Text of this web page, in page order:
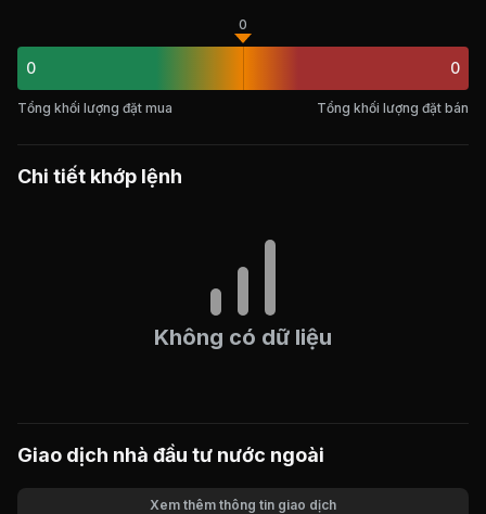
0
0
0
Tổng khối lượng đặt mua Tổng khối lượng đặt bán
Chi tiết khớp lệnh
Không có dữ liệu
Giao dịch nhà đầu tư nước ngoài
Xem thêm thông tin giao dịch